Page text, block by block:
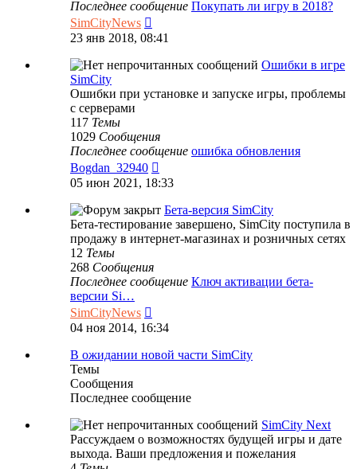
Последнее сообщение Покупать ли игру в 2018?
SimCityNews
к
сообщению
23 янв 2018, 08:41
Ошибки в игре
SimCity
Ошибки при установке и запуске игры, проблемы
с серверами
117 Темы
1029 Сообщения
Последнее сообщение ошибка обновления
Bogdan_32940
к
сообщению
05 июн 2021, 18:33
Бета-версия SimCity
Бета-тестирование завершено, SimCity поступила в
продажу в интернет-магазинах и розничных сетях
12 Темы
268 Сообщения
Последнее сообщение Ключ активации бета-
версии Si…
SimCityNews
к
сообщению
04 ноя 2014, 16:34
В ожидании новой части SimCity
Темы
Сообщения
Последнее сообщение
SimCity Next
Рассуждаем о возможностях будущей игры и дате
выхода. Ваши предложения и пожелания